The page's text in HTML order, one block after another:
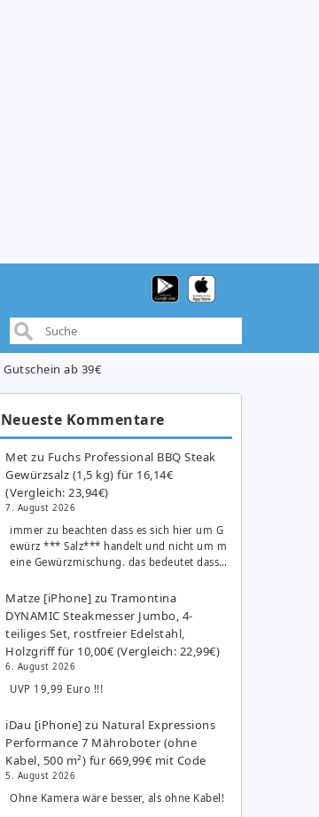
ab 39€
Neueste Kommentare
Met zu Fuchs Professional BBQ Steak
Gewürzsalz (1,5 kg) für 16,14€
(Vergleich: 23,94€)
7. August 2026
immer zu beachten dass es sich hier um G
ewürz *** Salz*** handelt und nicht um m
eine Gewürzmischung. das bedeutet dass…
Matze [iPhone] zuTramontina
DYNAMIC Steakmesser Jumbo, 4-
teiliges Set, rostfreier Edelstahl,
Holzgriff für 10,00€ (Vergleich: 22,99€)
6. August 2026
UVP 19,99 Euro !!!
iDau [iPhone] zu Natural Expressions
Performance 7 Mähroboter (ohne
Kabel, 500 m²) für 669,99€ mit Code
5. August 2026
Ohne Kamera wäre besser, als ohne Kabel!